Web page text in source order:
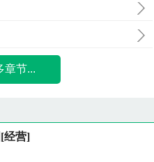
章节...
经营]